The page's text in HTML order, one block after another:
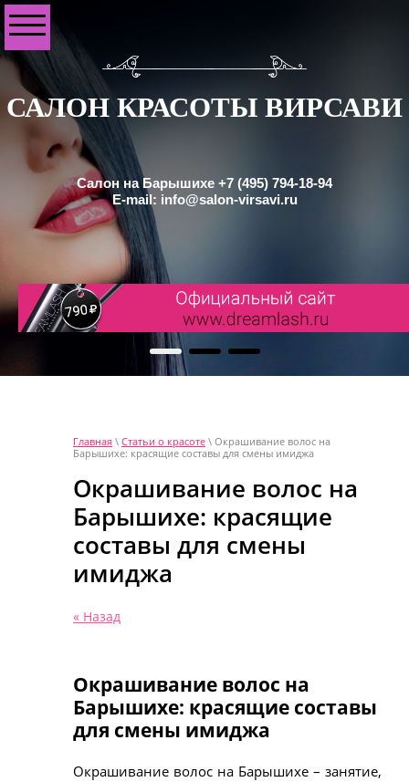
САЛОН КРАСОТЫ ВИРСАВИ
Салон на Барышихе +7 (495) 794-18-94
E-mail: info@salon-virsavi.ru
Главная \ Статьи о красоте \ Окрашивание волос на
Барышихе: красящие составы для смены имиджа
Окрашивание волос на
Барышихе: красящие
составы для смены
имиджа
« Назад
Окрашивание волос на
Барышихе: красящие составы
для смены имиджа
Окрашивание волос на Барышихе – занятие,